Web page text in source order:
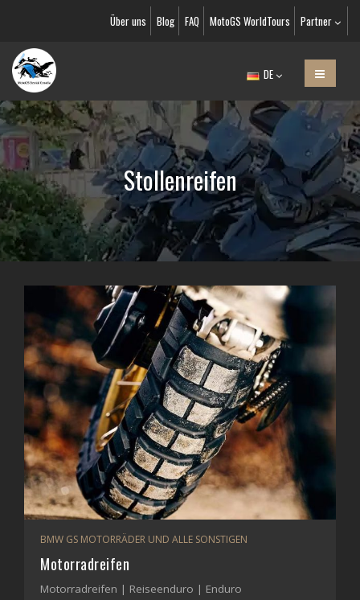
Über uns Blog FAQ MotoGS WorldTours Partner
DE
Stollenreifen
BMW GS MOTORRÄDER UND ALLE SONSTIGEN
Motorradreifen
Motorradreifen | Reiseenduro | Enduro